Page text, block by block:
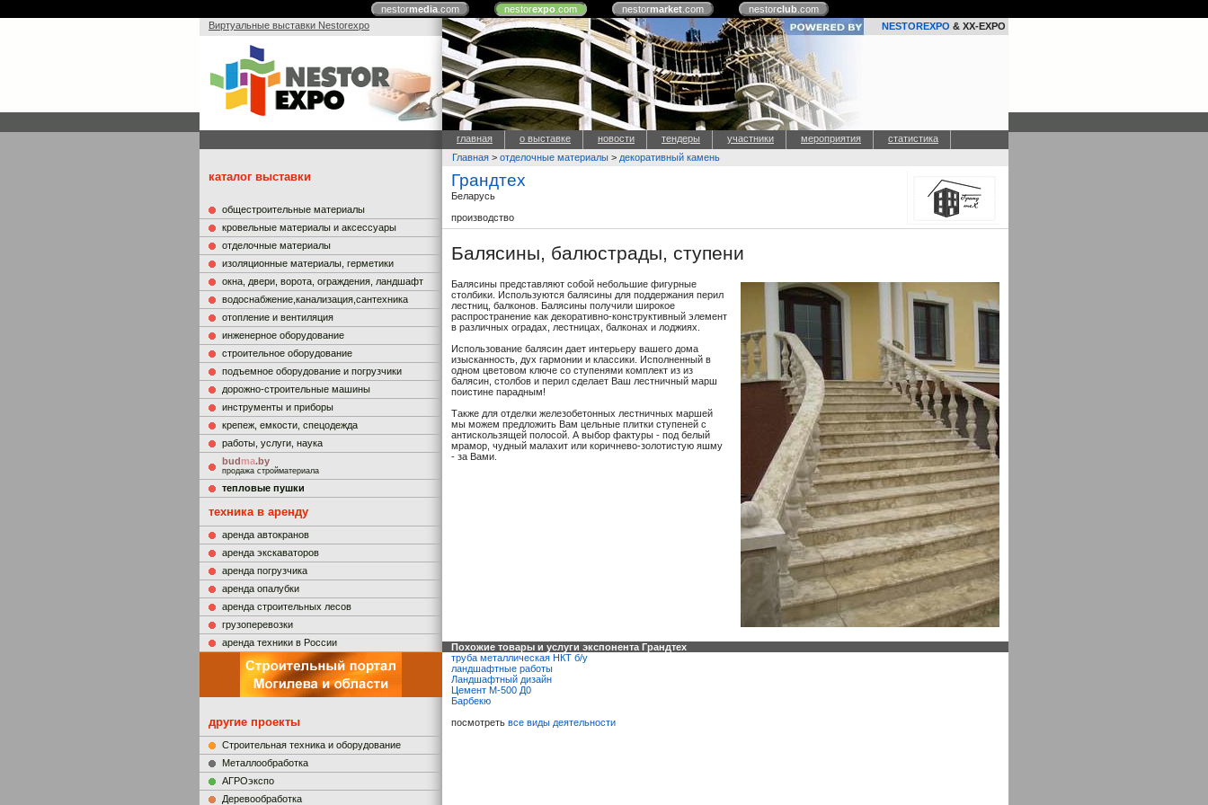
nestormedia.com nestorexpo.com nestormarket.com nestorclub.com
Виртуальные выставки Nestorexpo
NESTOREXPO & XX-EXPO
главная о выставке новости тендеры участники мероприятия статистика
каталог выставки
общестроительные материалы
кровельные материалы и аксессуары
отделочные материалы
изоляционные материалы, герметики
окна, двери, ворота, ограждения, ландшафт
водоснабжение,канализация,сантехника
отопление и вентиляция
инженерное оборудование
строительное оборудование
подъемное оборудование и погрузчики
дорожно-строительные машины
инструменты и приборы
крепеж, емкости, спецодежда
работы, услуги, наука
budma.by
продажа стройматериала
тепловые пушки
техника в аренду
аренда автокранов
аренда экскаваторов
аренда погрузчика
аренда опалубки
аренда строительных лесов
грузоперевозки
аренда техники в России
другие проекты
Строительная техника и оборудование
Металлообработка
АГРОэкспо
Деревообработка
Главная > отделочные материалы > декоративный камень
Грандтех
Беларусь
производство
Балясины, балюстрады, ступени
Балясины представляют собой небольшие фигурные
столбики. Используются балясины для поддержания перил
лестниц, балконов. Балясины получили широкое
распространение как декоративно-конструктивный элемент
в различных оградах, лестницах, балконах и лоджиях.
Использование балясин дает интерьеру вашего дома
изысканность, дух гармонии и классики. Исполненный в
одном цветовом ключе со ступенями комплект из из
балясин, столбов и перил сделает Ваш лестничный марш
поистине парадным!
Также для отделки железобетонных лестничных маршей
мы можем предложить Вам цельные плитки ступеней с
антискользящей полосой. А выбор фактуры - под белый
мрамор, чудный малахит или коричнево-золотистую яшму
- за Вами.
Похожие товары и услуги экспонента Грандтех
труба металлическая НКТ б/у
ландшафтные работы
Ландшафтный дизайн
Цемент М-500 Д0
Барбекю
посмотреть все виды деятельности